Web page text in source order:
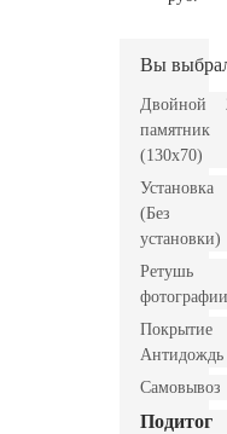
Вы
Двойной
памятник
(130х70)
Установка
(Без
установки)
Ретушь
фотографии
Покрытие
Антидождь
Самовывоз
Подитог